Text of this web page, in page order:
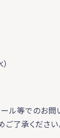
ル等でのお
了承ください